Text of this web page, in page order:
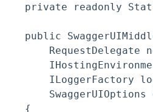
private readonly
public
RequestDelegate
ILoggerFactory
SwaggerUIOptions
    {